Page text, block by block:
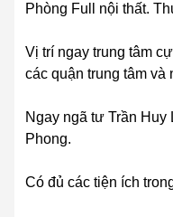
Phòng Full nội thất.
Vị trí ngay trung tâm
các quận trung tâm và
Ngay ngã tư Trần
Phong.
Có đủ các tiện ích